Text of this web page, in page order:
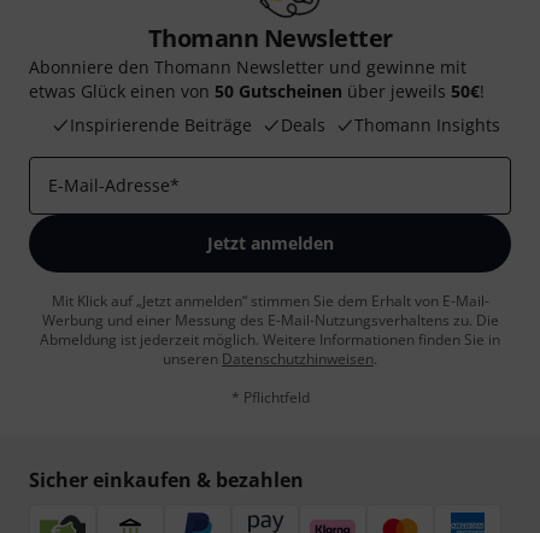
Thomann Newsletter
Abonniere den Thomann Newsletter und gewinne mit
etwas Glück einen von 50 Gutscheinen über jeweils 50€!
Inspirierende Beiträge
Deals Thomann Insights
E-Mail-Adresse*
Jetzt anmelden
Mit Klick auf „Jetzt anmelden“ stimmen Sie dem Erhalt von E-Mail-
Werbung und einer Messung des E-Mail-Nutzungsverhaltens zu. Die
Abmeldung ist jederzeit möglich. Weitere Informationen finden Sie in
unseren Datenschutzhinweisen.
* Pflichtfeld
Sicher einkaufen & bezahlen